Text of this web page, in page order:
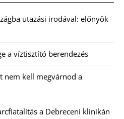
utazási irodával: előnyök
a víztisztító berendezés
nem kell megvárnod a
a Debreceni klinikán